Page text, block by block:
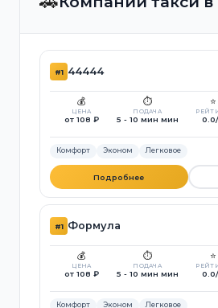
#1 44444
💰
ЦЕНА
от 108 ₽
⏱️
ПОДАЧА
5 - 10 мин мин
⭐
Комфорт Эконом Легковое
Подробнее
#1 Формула
💰
ЦЕНА
от 108 ₽
⏱️
ПОДАЧА
5 - 10 мин мин
⭐
Комфорт Эконом Легковое